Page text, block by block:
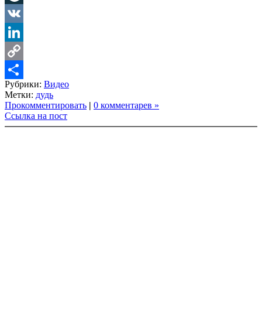
LiveJournal
VK
LinkedIn
Copy
Link
Share
Рубрики: Видео
Метки: дудь
Прокомментировать | 0 комментарев »
Ссылка на пост